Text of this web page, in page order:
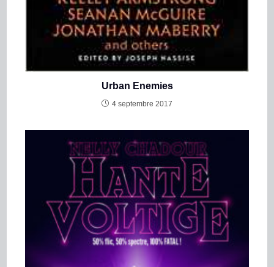
Urban Enemies
4 septembre 2017